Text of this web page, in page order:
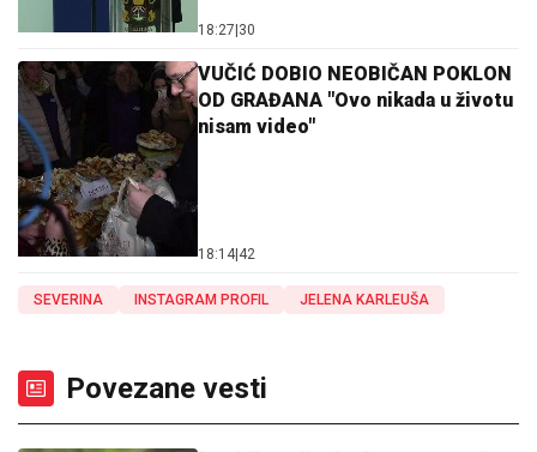
18:27 30
VUČIĆ DOBIO NEOBIČAN POKLON
OD GRAĐANA "Ovo nikada u životu
nisam video"
18:14 42
SEVERINA INSTAGRAM PROFIL JELENA KARLEUŠA
Povezane vesti